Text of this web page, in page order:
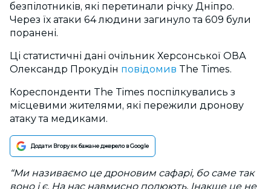
безпілотників, які перетинали річку Дніпро.
Через їх атаки 64 людини загинуло та 609 були
поранені.
Ці статистичні дані очільник Херсонської ОВА
Олександр Прокудін повідомив The Times.
Кореспонденти The Times поспілкувались з
місцевими жителями, які пережили дронову
атаку та медиками.
Додати Вгору як бажане джерело в Google
“Ми називаємо це дроновим сафарі, бо саме так
воно і є. На нас навмисно полюють. Інакше це не